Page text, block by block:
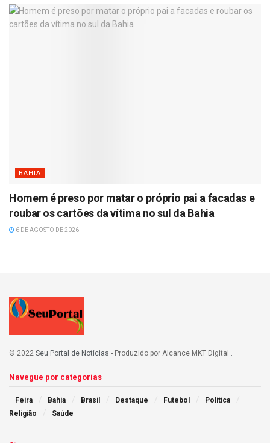
BAHIA
Homem é preso por matar o próprio pai a facadas e
roubar os cartões da vítima no sul da Bahia
6 DE AGOSTO DE 2026
© 2022 Seu Portal de Notícias - Produzido por Alcance MKT Digital .
Navegue por categorias
Feira Bahia Brasil Destaque Futebol
Política
Religião
Saúde